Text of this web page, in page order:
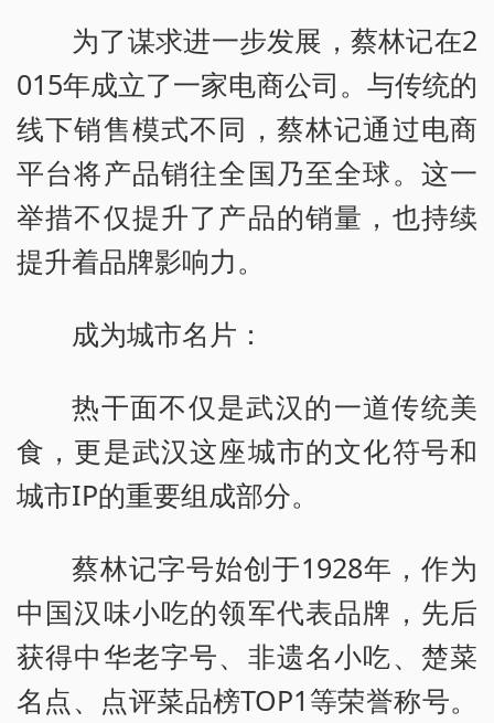
为了谋求进一步发展，蔡林记在2
015年成立了一家电商公司。与传统的
线下销售模式不同，蔡林记通过电商
平台将产品销往全国乃至全球。这一
举措不仅提升了产品的销量，也持续
提升着品牌影响力。
成为城市名片：
热干面不仅是武汉的一道传统美
食，更是武汉这座城市的文化符号和
城市IP的重要组成部分。
蔡林记字号始创于1928年，作为
中国汉味小吃的领军代表品牌，先后
获得中华老字号、非遗名小吃、楚菜
名点、点评菜品榜TOP1等荣誉称号。